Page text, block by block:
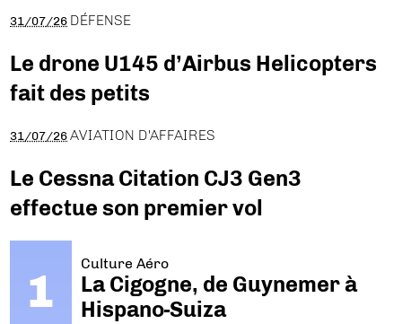
31/07/26 DÉFENSE
Le drone U145 d’Airbus Helicopters
fait des petits
31/07/26 AVIATION D'AFFAIRES
Le Cessna Citation CJ3 Gen3
effectue son premier vol
Culture Aéro
La Cigogne, de Guynemer à
Hispano-Suiza